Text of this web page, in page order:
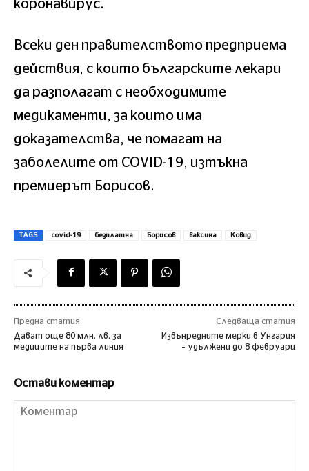
коронавирус.
Всеки ден правителството предприема
действия, с които българските лекари
да разполагат с необходимите
медикаменти, за които има
доказателства, че помагат на
заболелите от COVID-19, изтъкна
премиерът Борисов.
TAGS covid-19 безплатна Борисов ваксина Ковид
Предна статия
Дават още 80 млн. лв. за
медиците на първа линия
Следваща статия
Извънредните мерки в Унгария
– удължени до 8 февруари
Остави коментар